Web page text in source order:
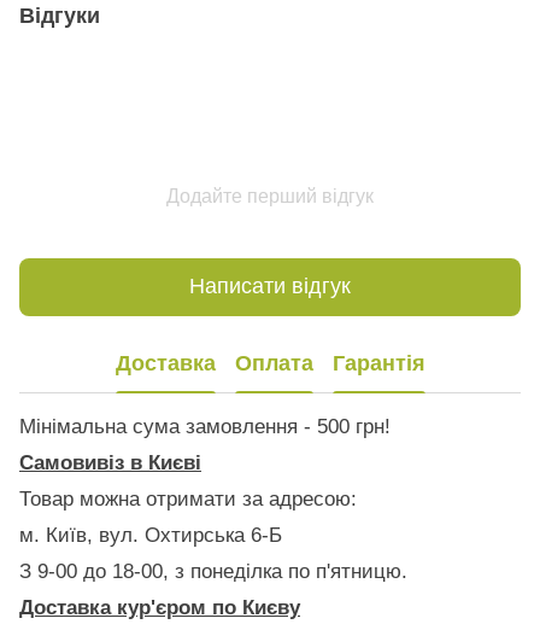
Відгуки
Додайте перший відгук
Написати відгук
Доставка Оплата Гарантія
Мінімальна сума замовлення - 500 грн!
Самовивіз в Києві
Товар можна отримати за адресою:
м. Київ, вул. Охтирська 6-Б
З 9-00 до 18-00, з понеділка по п'ятницю.
Доставка кур'єром по Києву